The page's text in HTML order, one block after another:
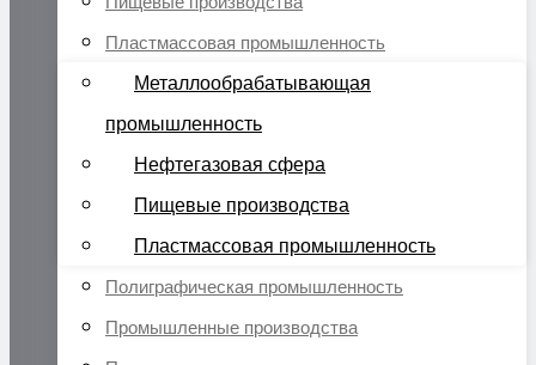
Пластмассовая промышленность
Металлообрабатывающая
промышленность
Нефтегазовая сфера
Пищевые производства
Пластмассовая промышленность
Полиграфическая промышленность
Промышленные производства